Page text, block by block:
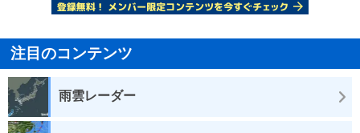
注目のコンテンツ
雨雲レーダー